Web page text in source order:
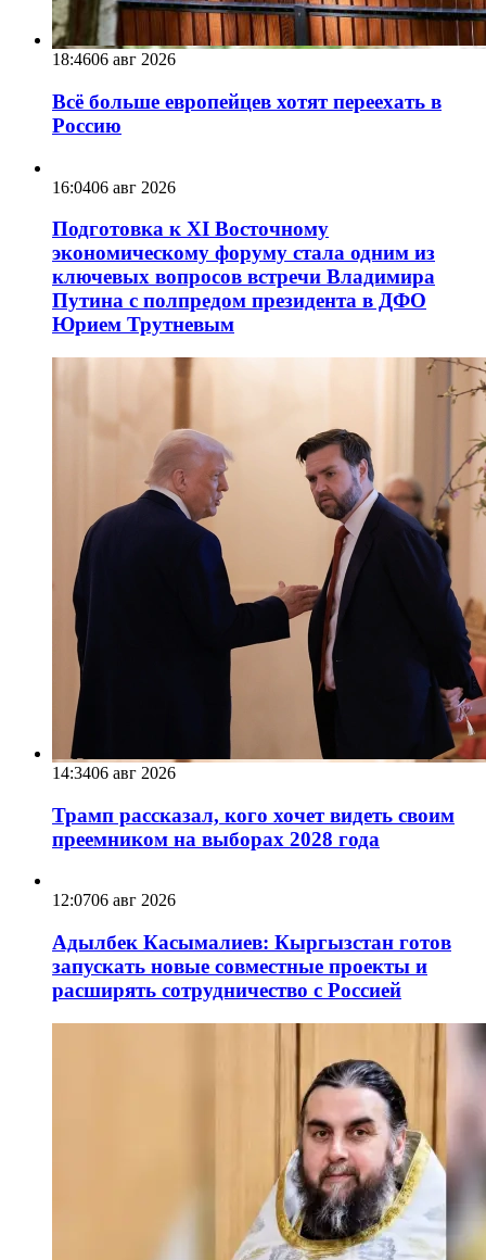
18:4606 авг 2026
Всё больше европейцев хотят переехать в
Россию
16:0406 авг 2026
Подготовка к XI Восточному
экономическому форуму стала одним из
ключевых вопросов встречи Владимира
Путина с полпредом президента в ДФО
Юрием Трутневым
14:3406 авг 2026
Трамп рассказал, кого хочет видеть своим
преемником на выборах 2028 года
12:0706 авг 2026
Адылбек Касымалиев: Кыргызстан готов
запускать новые совместные проекты и
расширять сотрудничество с Россией